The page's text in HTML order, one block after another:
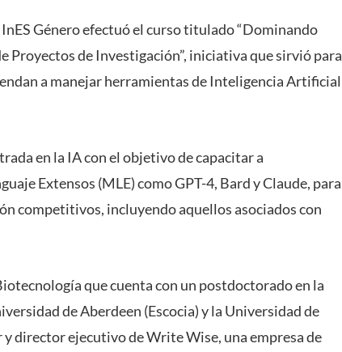
Género efectuó el curso titulado “Dominando
Proyectos de Investigación”, iniciativa que sirvió para
a manejar herramientas de Inteligencia Artificial
en la IA con el objetivo de capacitar a
Extensos (MLE) como GPT-4, Bard y Claude, para
competitivos, incluyendo aquellos asociados con
que cuenta con un postdoctorado en la
de Aberdeen (Escocia) y la Universidad de
director ejecutivo de Write Wise, una empresa de